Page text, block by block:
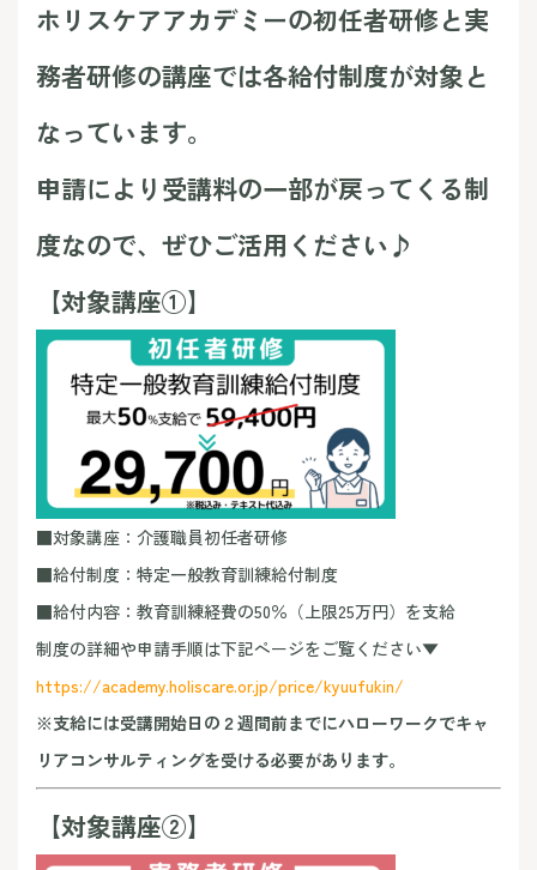
ホリスケアアカデミーの初任者研修と実
務者研修の講座では各給付制度が対象と
なっています。
申請により受講料の一部が戻ってくる制
度なので、ぜひご活用ください♪
【対象講座①】
■対象講座：介護職員初任者研修
■給付制度：特定一般教育訓練給付制度
■給付内容：教育訓練経費の50％（上限25万円）を支給
制度の詳細や申請手順は下記ページをご覧ください▼
https://academy.holiscare.or.jp/price/kyuufukin/
※支給には受講開始日の２週間前までにハローワークでキャ
リアコンサルティングを受ける必要があります。
【対象講座②】